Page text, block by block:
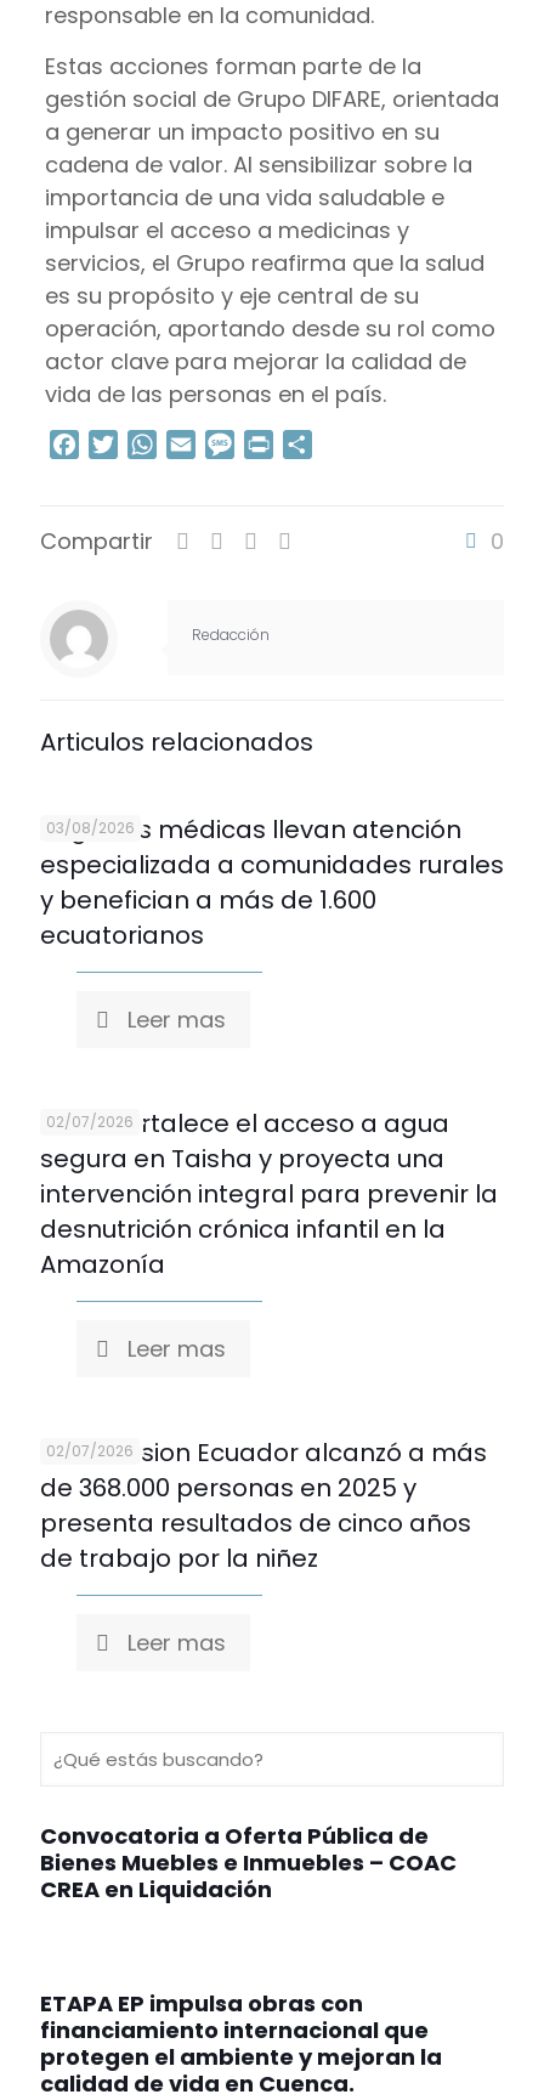
responsable en la comunidad.
Estas acciones forman parte de la
gestión social de Grupo DIFARE, orientada
a generar un impacto positivo en su
cadena de valor. Al sensibilizar sobre la
importancia de una vida saludable e
impulsar el acceso a medicinas y
servicios, el Grupo reafirma que la salud
es su propósito y eje central de su
operación, aportando desde su rol como
actor clave para mejorar la calidad de
vida de las personas en el país.
Facebook
TwitterWhatsApp
Email Message
Print
Compartir 0
Redacción
Articulos relacionados
03/08/2026
Brigadas médicas llevan atención
especializada a comunidades rurales
y benefician a más de 1.600
ecuatorianos
Leer mas
02/07/2026
REDNI fortalece el acceso a agua
segura en Taisha y proyecta una
intervención integral para prevenir la
desnutrición crónica infantil en la
Amazonía
Leer mas
02/07/2026
World Vision Ecuador alcanzó a más
de 368.000 personas en 2025 y
presenta resultados de cinco años
de trabajo por la niñez
Leer mas
Convocatoria a Oferta Pública de
Bienes Muebles e Inmuebles – COAC
CREA en Liquidación
ETAPA EP impulsa obras con
financiamiento internacional que
protegen el ambiente y mejoran la
calidad de vida en Cuenca.